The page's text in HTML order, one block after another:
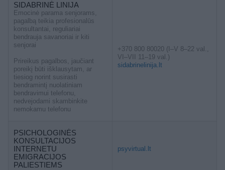
SIDABRINĖ LINIJA
Emocinė parama senjorams,
pagalbą teikia profesionalūs
konsultantai, reguliariai
bendrauja savanoriai ir kiti
senjorai
Prireikus pagalbos, jaučiant
poreikį būti išklausytam, ar
tiesiog norint susirasti
bendramintį nuolatiniam
bendravimui telefonu,
nedvejodami skambinkite
nemokamu telefonu
+370 800 80020 (I–V 8–22 val.,
VI–VII 11–19 val.)
sidabrinelinija.lt
PSICHOLOGINĖS
KONSULTACIJOS
INTERNETU
EMIGRACIJOS
PALIESTIEMS
psyvirtual.lt